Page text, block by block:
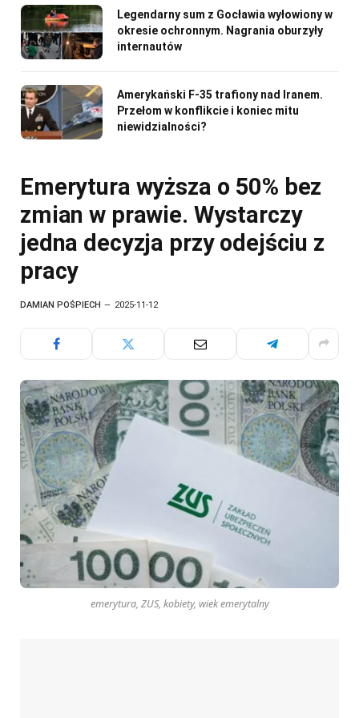
Legendarny sum z Gocławia wyłowiony w
okresie ochronnym. Nagrania oburzyły
internautów
Amerykański F-35 trafiony nad Iranem.
Przełom w konflikcie i koniec mitu
niewidzialności?
Emerytura wyższa o 50% bez
zmian w prawie. Wystarczy
jedna decyzja przy odejściu z
pracy
DAMIAN POŚPIECH 2025-11-12
emerytura, ZUS, kobiety, wiek emerytalny